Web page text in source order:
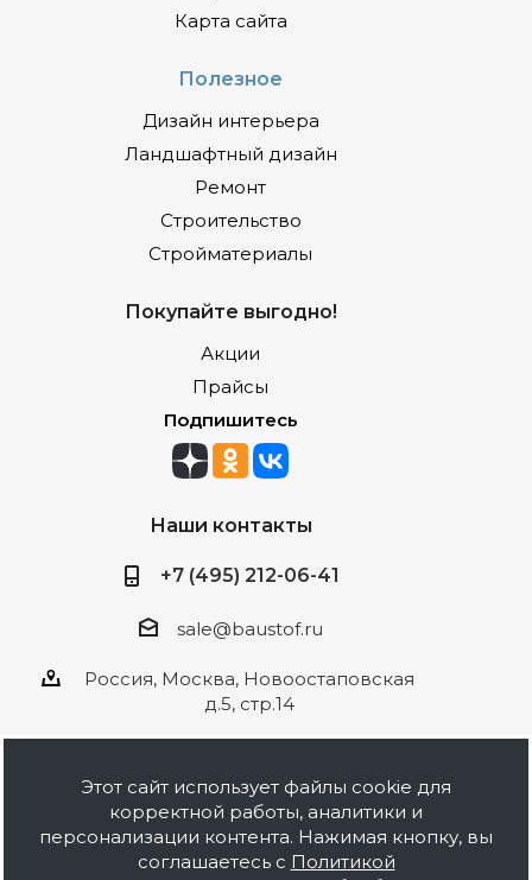
Карта сайта
Полезное
Дизайн интерьера
Ландшафтный дизайн
Ремонт
Строительство
Стройматериалы
Покупайте выгодно!
Акции
Прайсы
Подпишитесь
Наши контакты
+7 (495) 212-06-41
sale@baustof.ru
Россия, Москва, Новоостаповская
д.5, стр.14
2026 © ООО Баустов. Собственное
производство лакокрасочной продукции,
Этот сайт использует файлы cookie для
корректной работы, аналитики и
персонализации контента. Нажимая кнопку, вы
соглашаетесь с Политикой